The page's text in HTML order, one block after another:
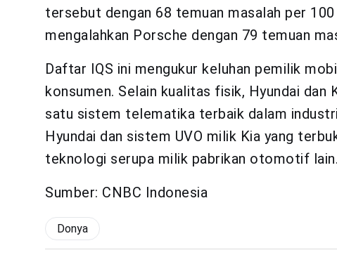
tersebut dengan 68 temuan masalah per
mengalahkan Porsche dengan 79 temuan
Daftar IQS ini mengukur keluhan pemilik
konsumen. Selain kualitas fisik, Hyundai dan
satu sistem telematika terbaik dalam
Hyundai dan sistem UVO milik Kia yang
teknologi serupa milik pabrikan otomotif lain.
Sumber: CNBC Indonesia
Donya